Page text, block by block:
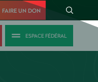
FAIRE UN DON
ESPACE FÉDÉRAL